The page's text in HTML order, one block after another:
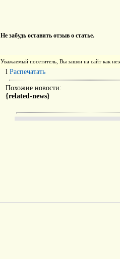
Не забудь оставить отзыв о статье.
Уважаемый посетитель, Вы зашли на сайт как
l Распечатать
Похожие новости:
{related-news}